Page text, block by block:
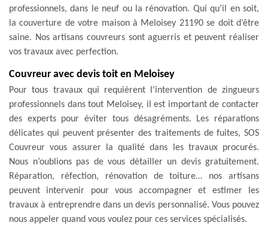
professionnels, dans le neuf ou la rénovation. Qui qu’il en soit,
la couverture de votre maison à Meloisey 21190 se doit d’être
saine. Nos artisans couvreurs sont aguerris et peuvent réaliser
vos travaux avec perfection.
Couvreur avec devis toit en Meloisey
Pour tous travaux qui requièrent l’intervention de zingueurs
professionnels dans tout Meloisey, il est important de contacter
des experts pour éviter tous désagréments. Les réparations
délicates qui peuvent présenter des traitements de fuites, SOS
Couvreur vous assurer la qualité dans les travaux procurés.
Nous n’oublions pas de vous détailler un devis gratuitement.
Réparation, réfection, rénovation de toiture… nos artisans
peuvent intervenir pour vous accompagner et estimer les
travaux à entreprendre dans un devis personnalisé. Vous pouvez
nous appeler quand vous voulez pour ces services spécialisés.